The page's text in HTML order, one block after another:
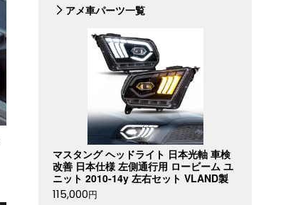
アメ車パーツ一覧
マスタング ヘッドライト 日本光軸 車検
改善 日本仕様 左側通行用 ロービーム ユ
ニット 2010-14y 左右セット VLAND製
115,000円